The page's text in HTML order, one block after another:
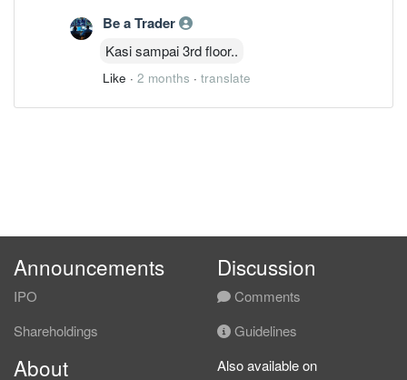
Be a Trader
Kasi sampai 3rd floor..
Like · 2 months · translate
Announcements
IPO
Shareholdings
Discussion
Comments
Guidelines
About Also available on